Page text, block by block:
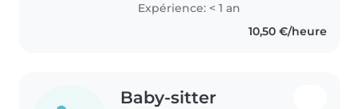
Expérience: < 1 an
10,50 €/heure
Baby-sitter